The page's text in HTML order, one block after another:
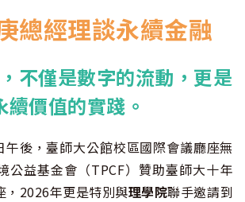
總經理談永續金融
不僅是數字的流動，更是
續價值的實踐。
後，臺師大公館校區國際會議廳座無
公益基金會（TPCF）贊助臺師大十年
，2026年更是特別與理學院聯手邀請到